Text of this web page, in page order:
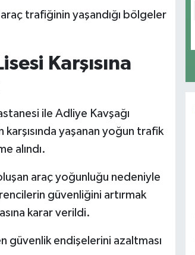
trafiğinin yaşandığı bölgeler
Karşısına
ile Adliye Kavşağı
karşısında yaşanan yoğun trafik
alındı.
araç yoğunluğu nedeniyle
güvenliğini artırmak
karar verildi.
güvenlik endişelerini azaltması